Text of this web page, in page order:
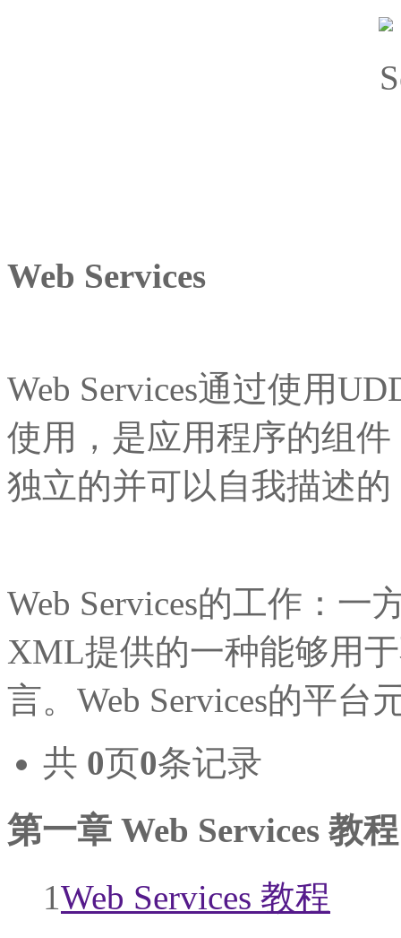
Web Services
Web Services通过使用
使用，是应用程序的组
独立的并可以自我描述
Web Services的工作：一
XML提供的一种能够用
言。Web Services的平
共 0页0条记录
第一章 Web Services 教
1Web Services 教程